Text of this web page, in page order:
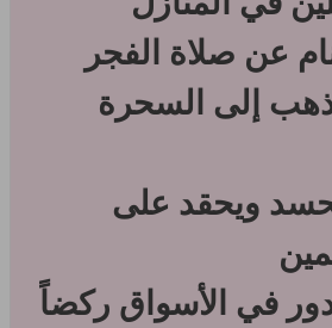
عن صلاة الفجر
إلى السحرة
ويحقد على
في الأسواق ركضاً